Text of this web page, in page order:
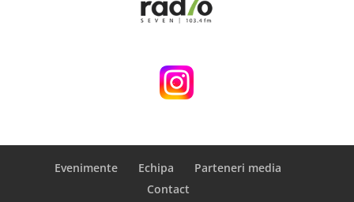
Evenimente Echipa
Parteneri media
Contact